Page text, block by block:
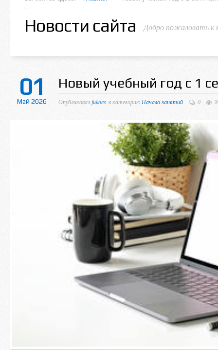
Новости сайта Добро пожаловать к
01
Май 2026
Новый учебный год с 1
Опубликовал jukoes в категорию Начало занятий 0